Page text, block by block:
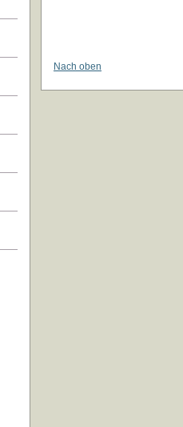
Nach oben